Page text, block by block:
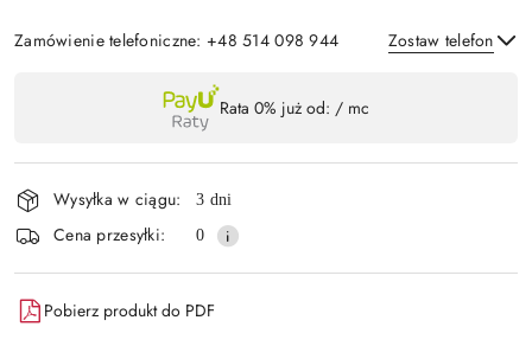
Zamówienie telefoniczne: +48 514 098 944 Zostaw telefon
i
dostawa
Rata 0% już od: / mc
Wysyłka w ciągu: 3 dni
Cena przesyłki: 0
Pobierz produkt do PDF